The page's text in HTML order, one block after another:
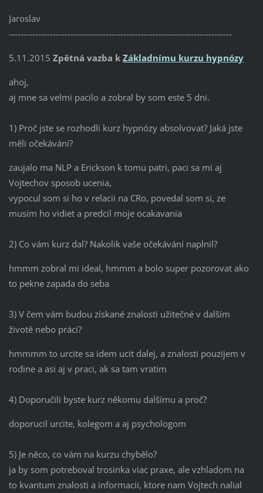
Jaroslav
----------------------------------------------------------------------------
5.11.2015 Zpětná vazba k Základnímu kurzu hypnózy
ahoj,
aj mne sa velmi pacilo a zobral by som este 5 dni.
1) Proč jste se rozhodli kurz hypnózy absolvovat? Jaká jste
měli očekávání?
zaujalo ma NLP a Erickson k tomu patri, paci sa mi aj
Vojtechov sposob ucenia,
vypocul som si ho v relacii na CRo, povedal som si, ze
musim ho vidiet a predcil moje ocakavania
2) Co vám kurz dal? Nakolik vaše očekávání naplnil?
hmmm zobral mi ideal, hmmm a bolo super pozorovat ako
to pekne zapada do seba
3) V čem vám budou získané znalosti užitečné v dalším
životě nebo práci?
hmmmm to urcite sa idem ucit dalej, a znalosti pouzijem v
rodine a asi aj v praci, ak sa tam vratim
4) Doporučili byste kurz někomu dalšímu a proč?
doporucil urcite, kolegom a aj psychologom
5) Je něco, co vám na kurzu chybělo?
ja by som potreboval trosinka viac praxe, ale vzhladom na
to kvantum znalosti a informacii, ktore nam Vojtech nalial